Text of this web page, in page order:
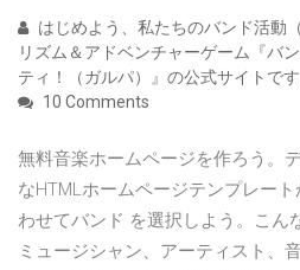
はじめよう、私たちのバンド活動
リズム＆アドベンチャーゲーム『バ
ティ！（ガルパ）』の公式サイトです
10 Comments
無料音楽ホームページを作ろう。
なHTMLホームページテンプレー
わせてバンド を選択しよう。こん
ミュージシャン、アーティスト、